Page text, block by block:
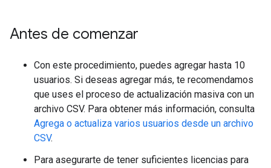
Antes de comenzar
Con este procedimiento, puedes agregar hasta 10
usuarios. Si deseas agregar más, te recomendamos
que uses el proceso de actualización masiva con un
archivo CSV. Para obtener más información, consulta
Agrega o actualiza varios usuarios desde un archivo
CSV.
Para asegurarte de tener suficientes licencias para